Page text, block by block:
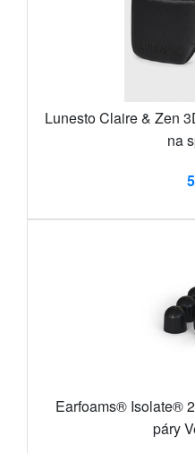
Lunesto Claire & Zen
na
Earfoams® Isolate®
páry